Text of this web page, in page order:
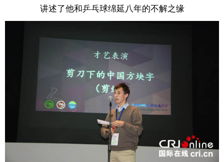
讲述了他和乒乓球绵延八年的不解之缘